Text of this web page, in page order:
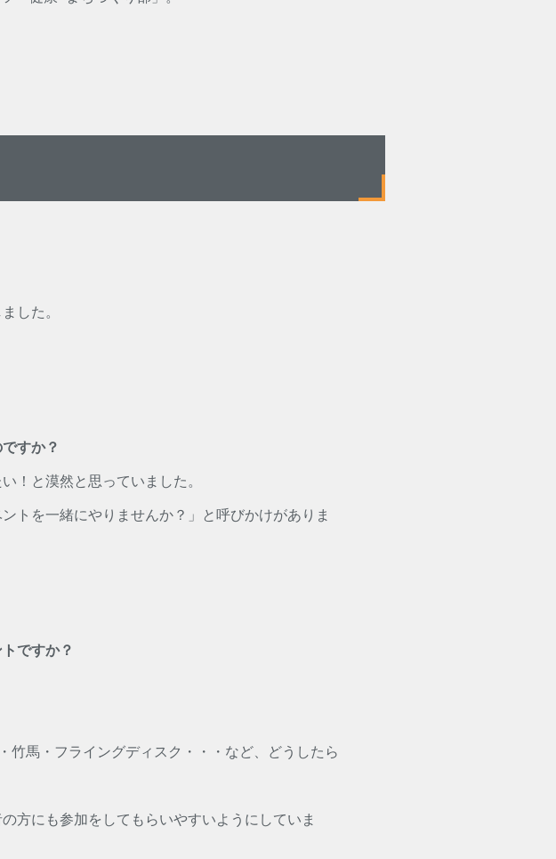
した。
すか？
！と漠然と思っていました。
トを一緒にやりませんか？」と呼びかけがありま
ですか？
竹馬・フライングディスク・・・など、どうしたら
方にも参加をしてもらいやすいようにしていま